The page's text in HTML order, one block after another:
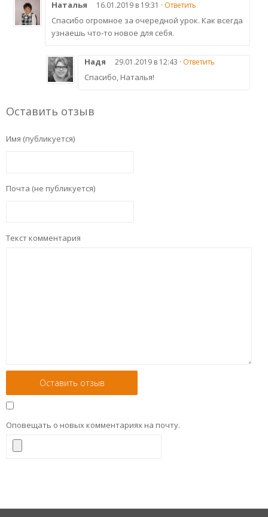
Наталья 16.01.2019 в 19:31 · Ответить
Спасибо огромное за очередной урок. Как всегда
узнаешь что-то новое для себя.
Надя 29.01.2019 в 12:43 · Ответить
Спасибо, Наталья!
Оставить отзыв
Имя (публикуется)
Почта (не публикуется)
Текст комментария
Оповещать о новых комментариях на почту.